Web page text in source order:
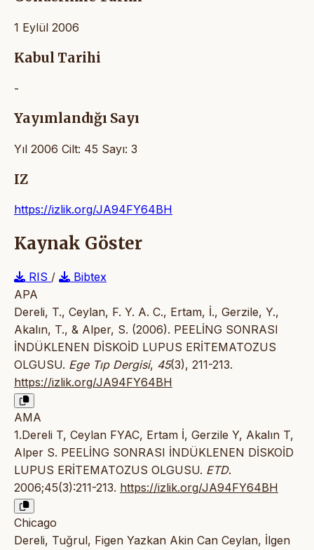
1 Eylül 2006
Kabul Tarihi
-
Yayımlandığı Sayı
Yıl 2006 Cilt: 45 Sayı: 3
IZ
https://izlik.org/JA94FY64BH
Kaynak Göster
RIS /
Bibtex
APA
Dereli, T., Ceylan, F. Y. A. C., Ertam, İ., Gerzile, Y.,
Akalın, T., & Alper, S. (2006). PEELİNG SONRASI
İNDÜKLENEN DİSKOİD LUPUS ERİTEMATOZUS
OLGUSU. Ege Tıp Dergisi, 45(3), 211-213.
https://izlik.org/JA94FY64BH
AMA
1.Dereli T, Ceylan FYAC, Ertam İ, Gerzile Y, Akalın T,
Alper S. PEELİNG SONRASI İNDÜKLENEN DİSKOİD
LUPUS ERİTEMATOZUS OLGUSU. ETD.
2006;45(3):211-213. https://izlik.org/JA94FY64BH
Chicago
Dereli, Tuğrul, Figen Yazkan Akin Can Ceylan, İlgen